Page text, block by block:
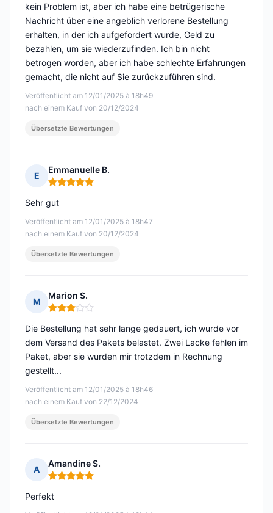
Veröffentlicht am 12/01/2025 à 18h49
nach einem Kauf von 20/12/2024
kein Problem ist, aber ich habe eine betrügerische
Nachricht über eine angeblich verlorene Bestellung
erhalten, in der ich aufgefordert wurde, Geld zu
bezahlen, um sie wiederzufinden. Ich bin nicht
betrogen worden, aber ich habe schlechte Erfahrungen
gemacht, die nicht auf Sie zurückzuführen sind.
Übersetzte Bewertungen
E
Emmanuelle B.
Hinweis: 5 von 5
Veröffentlicht am 12/01/2025 à 18h47
nach einem Kauf von 20/12/2024
Sehr gut
Übersetzte Bewertungen
M
Marion S.
Hinweis: 3 von 5
Veröffentlicht am 12/01/2025 à 18h46
nach einem Kauf von 22/12/2024
Die Bestellung hat sehr lange gedauert, ich wurde vor
dem Versand des Pakets belastet. Zwei Lacke fehlen im
Paket, aber sie wurden mir trotzdem in Rechnung
gestellt...
Übersetzte Bewertungen
A
Amandine S.
Hinweis: 5 von 5
Perfekt